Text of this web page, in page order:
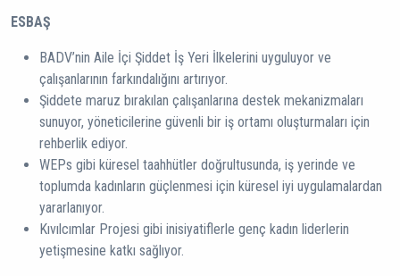
ESBAŞ
BADV’nin Aile İçi Şiddet İş Yeri İlkelerini uyguluyor ve
çalışanlarının farkındalığını artırıyor.
Şiddete maruz bırakılan çalışanlarına destek mekanizmaları
sunuyor, yöneticilerine güvenli bir iş ortamı oluşturmaları için
rehberlik ediyor.
WEPs gibi küresel taahhütler doğrultusunda, iş yerinde ve
toplumda kadınların güçlenmesi için küresel iyi uygulamalardan
yararlanıyor.
Kıvılcımlar Projesi gibi inisiyatiflerle genç kadın liderlerin
yetişmesine katkı sağlıyor.